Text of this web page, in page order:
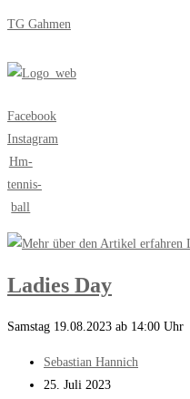
Zum
springen
TG Gahmen
Facebook
Instagram
Hm-
tennis-
ball
Ladies Day
Samstag 19.08.2023 ab 14:00 Uhr
Beitrags-
Autor:
Sebastian Hannich
Beitrag
25. Juli 2023